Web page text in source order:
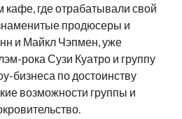
где отрабатывали свой
продюсеры и
и Майкл Чэпмен, уже
рока Сузи Куатро и группу
бизнеса по достоинству
возможности группы и